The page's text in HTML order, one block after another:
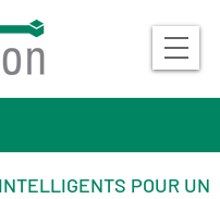
POUR UN